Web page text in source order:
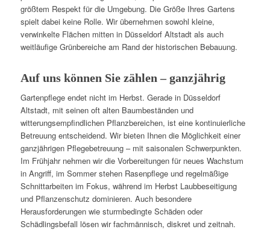
größtem Respekt für die Umgebung. Die Größe Ihres Gartens
spielt dabei keine Rolle. Wir übernehmen sowohl kleine,
verwinkelte Flächen mitten in Düsseldorf Altstadt als auch
weitläufige Grünbereiche am Rand der historischen Bebauung.
Auf uns können Sie zählen – ganzjährig
Gartenpflege endet nicht im Herbst. Gerade in Düsseldorf
Altstadt, mit seinen oft alten Baumbeständen und
witterungsempfindlichen Pflanzbereichen, ist eine kontinuierliche
Betreuung entscheidend. Wir bieten Ihnen die Möglichkeit einer
ganzjährigen Pflegebetreuung – mit saisonalen Schwerpunkten.
Im Frühjahr nehmen wir die Vorbereitungen für neues Wachstum
in Angriff, im Sommer stehen Rasenpflege und regelmäßige
Schnittarbeiten im Fokus, während im Herbst Laubbeseitigung
und Pflanzenschutz dominieren. Auch besondere
Herausforderungen wie sturmbedingte Schäden oder
Schädlingsbefall lösen wir fachmännisch, diskret und zeitnah.